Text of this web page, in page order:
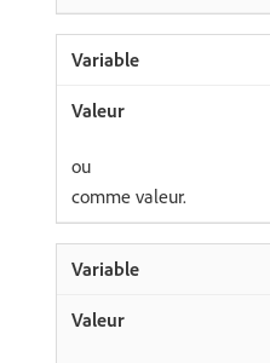
ou
comme valeur.